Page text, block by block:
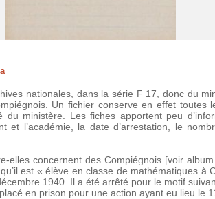
nationales, dans la série F 17, donc du
Un fichier conserve en effet
du ministère. Les fiches apportent peu
et l’académie, la date d’arrestation, le
elles concernent des Compiégnois [voir
est « élève en classe de mathématiques
1940. Il a été arrêté pour le motif
en prison pour une action ayant eu lieu le